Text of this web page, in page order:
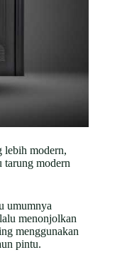
lebih modern,
tarung modern
umumnya
menonjolkan
menggunakan
pintu.